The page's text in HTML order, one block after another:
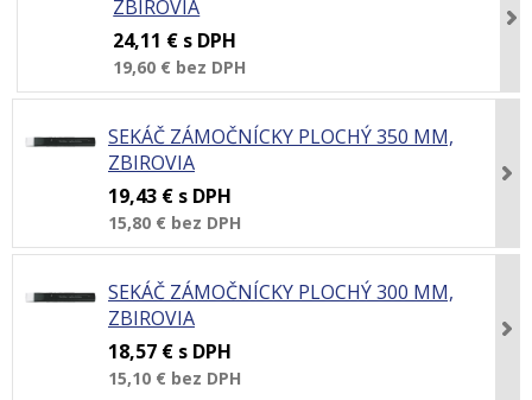
ZBIROVIA
24,11 € s DPH
19,60 € bez DPH
SEKÁČ ZÁMOČNÍCKY PLOCHÝ 350 MM,
ZBIROVIA
19,43 € s DPH
15,80 € bez DPH
SEKÁČ ZÁMOČNÍCKY PLOCHÝ 300 MM,
ZBIROVIA
18,57 € s DPH
15,10 € bez DPH